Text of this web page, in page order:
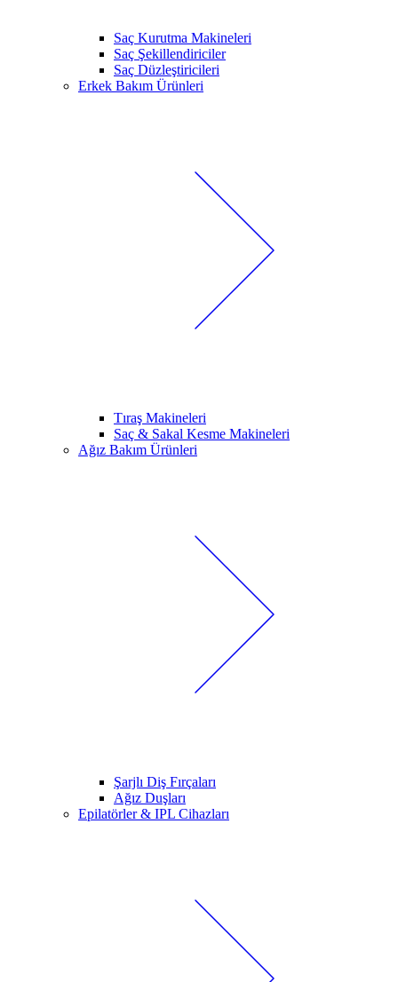
Saç Kurutma Makineleri
Saç Şekillendiriciler
Saç Düzleştiricileri
Erkek Bakım Ürünleri
Tıraş Makineleri
Saç & Sakal Kesme Makineleri
Ağız Bakım Ürünleri
Şarjlı Diş Fırçaları
Ağız Duşları
Epilatörler & IPL Cihazları